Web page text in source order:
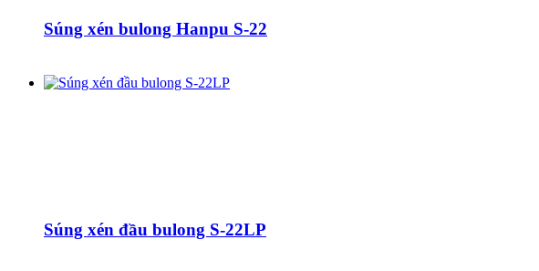
Súng xén bulong Hanpu S-22
Súng xén đầu bulong S-22LP